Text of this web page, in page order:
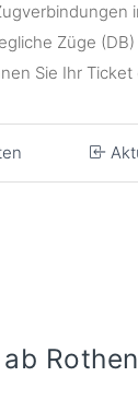
Züge
Sie Ihr